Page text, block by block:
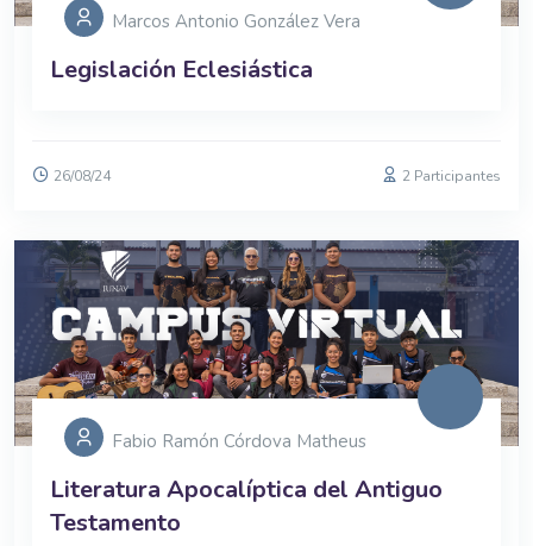
Marcos Antonio González Vera
Legislación Eclesiástica
26/08/24 2 Participantes
Fabio Ramón Córdova Matheus
Literatura Apocalíptica del Antiguo
Testamento